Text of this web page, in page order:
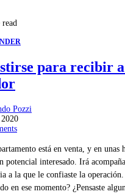
para recibir
Pozzi
está en venta, y en unas
potencial interesado. Irá
a la que le confiaste la
en ese momento? ¿Pensaste